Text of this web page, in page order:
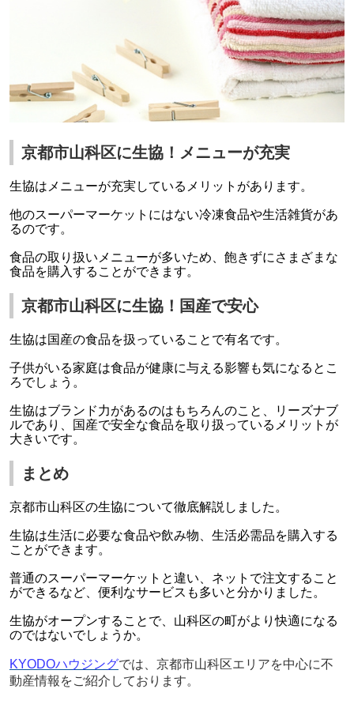
京都市山科区に生協！メニューが充実
生協はメニューが充実しているメリットがあります。
他のスーパーマーケットにはない冷凍食品や生活雑貨があ
るのです。
食品の取り扱いメニューが多いため、飽きずにさまざまな
食品を購入することができます。
京都市山科区に生協！国産で安心
生協は国産の食品を扱っていることで有名です。
子供がいる家庭は食品が健康に与える影響も気になるとこ
ろでしょう。
生協はブランド力があるのはもちろんのこと、リーズナブ
ルであり、国産で安全な食品を取り扱っているメリットが
大きいです。
まとめ
京都市山科区の生協について徹底解説しました。
生協は生活に必要な食品や飲み物、生活必需品を購入する
ことができます。
普通のスーパーマーケットと違い、ネットで注文すること
ができるなど、便利なサービスも多いと分かりました。
生協がオープンすることで、山科区の町がより快適になる
のではないでしょうか。
KYODOハウジングでは、京都市山科区エリアを中心に不
動産情報をご紹介しております。